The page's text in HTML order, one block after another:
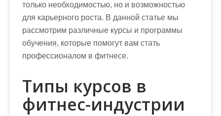
только необходимостью, но и возможностью
для карьерного роста. В данной статье мы
рассмотрим различные курсы и программы
обучения, которые помогут вам стать
профессионалом в фитнесе.
Типы курсов в
фитнес-индустрии